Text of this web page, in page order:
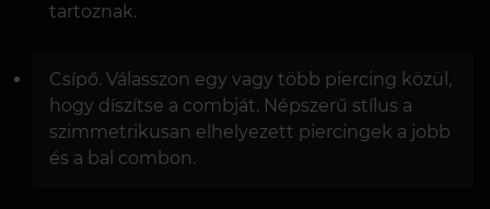
tartoznak.
Csípő. Válasszon egy vagy több piercing közül,
hogy díszítse a combját. Népszerű stílus a
szimmetrikusan elhelyezett piercingek a jobb
és a bal combon.